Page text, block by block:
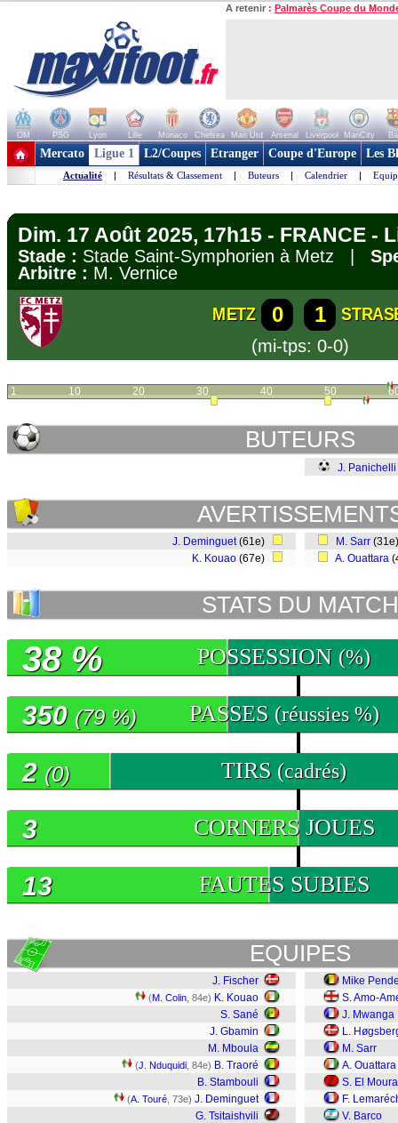
A retenir : Palmarès Coupe du
OM PSG Lyon Lille Monaco Chelsea Man Utd Arsenal Liverpool ManCity
+ de clubs
Mercato Ligue 1 L2/Coupes Etranger Coupe d'Europe Les
Actualité | Résultats & Classement | Buteurs | Calendrier |
Dim. 17 Août 2025, 17h15 - FRANCE -
Stade : Stade Saint-Symphorien à Metz |
Arbitre : M. Vernice
METZ 0 1
(mi-tps: 0-0)
1 10 20 30 40 50
BUTEURS
J. Panichelli
J. Deminguet(61e)
K. Kouao (67e)
M. Sarr
A. Ouattara
STATS DU MATCH
POSSESSION (%)
38 %
PASSES (réussies %)
350 (79 %)
TIRS (cadrés)
2 (0)
CORNERS JOUES
3
FAUTES SUBIES
13
EQUIPES
J. Fischer
(M. Colin , 84e) K. Kouao
S. Sané
J. Gbamin
M. Mboula
(J. Nduquidi , 84e) B. Traoré
B. Stambouli
(A. Touré , 73e) J. Deminguet
G. Tsitaishvili
Mike
S. Amo-
J. Mwanga
L.
M. Sarr
A. Ouattara
S. El
F.
V. Barco